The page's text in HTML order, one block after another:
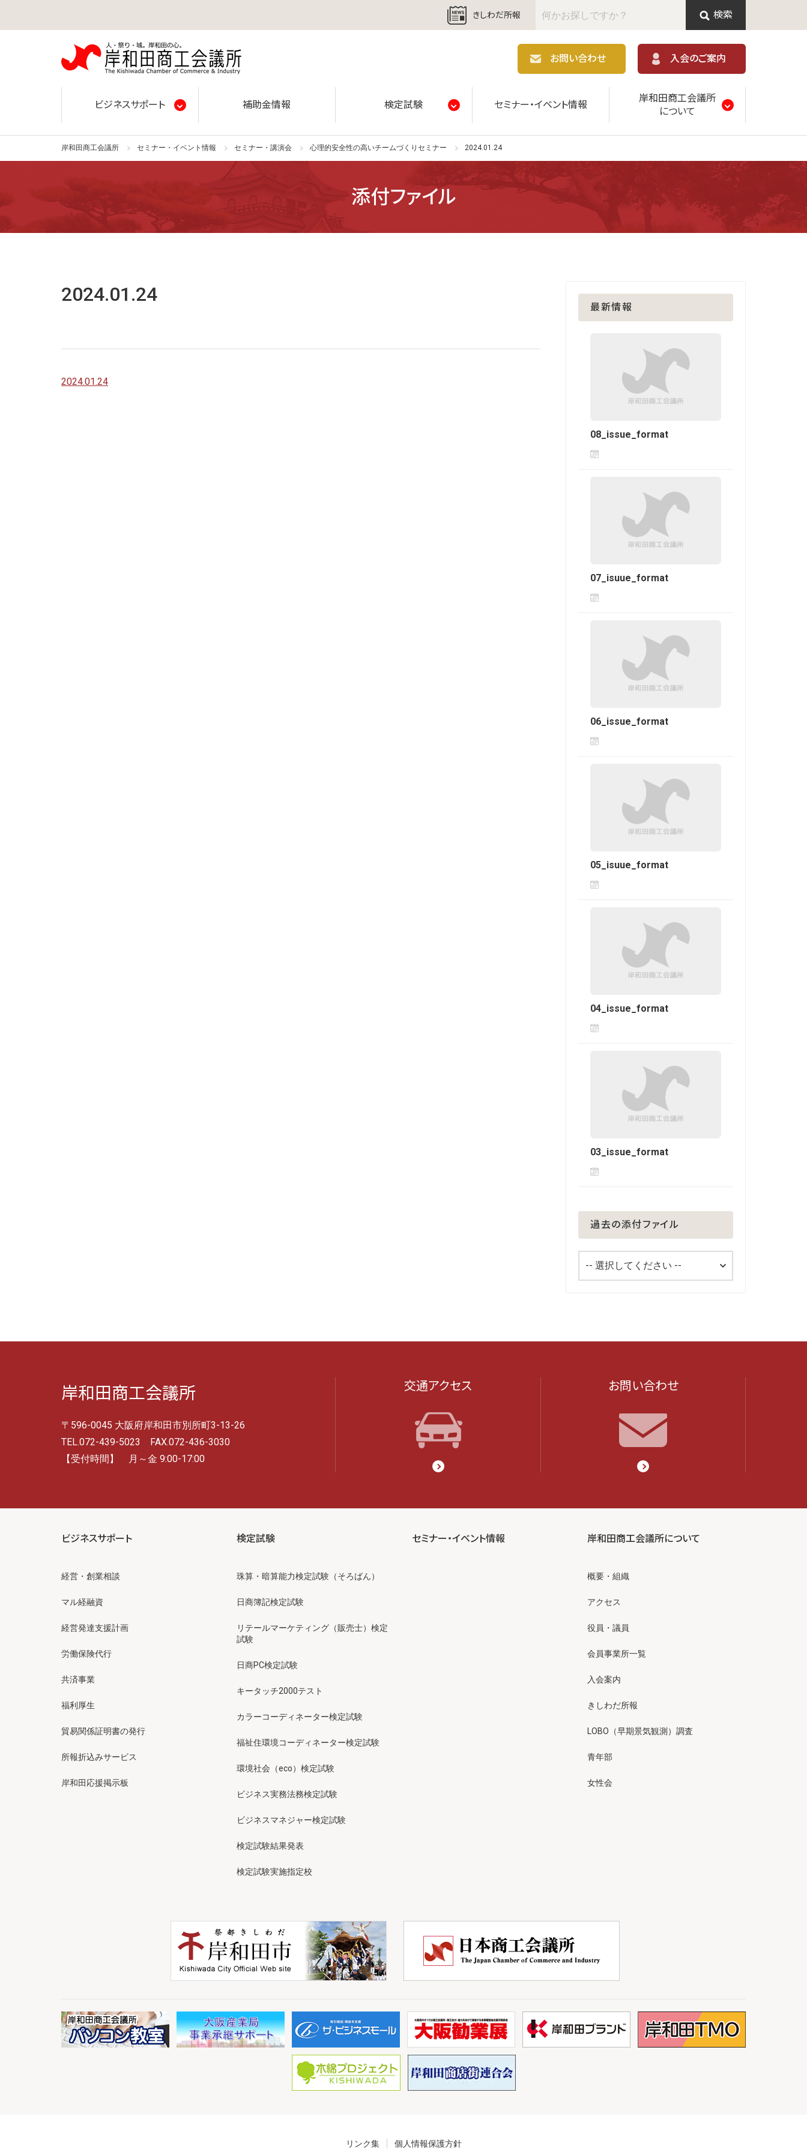
きしわだ所報 検索
お問い合わせ
入会のご案内
ビジネスサポート 補助金情報 検定試験 セミナー・イベント情報
岸和田商工会議所
について
岸和田商工会議所 セミナー・イベント情報 セミナー・講演会 心理的安全性の高いチームづくりセミナー 2024.01.24
添付ファイル
2024.01.24
2024.01.24
最新情報
08_issue_format
07_isuue_format
06_issue_format
05_isuue_format
04_issue_format
03_issue_format
過去の添付ファイル
岸和田商工会議所
〒596-0045 大阪府岸和田市別所町3-13-26
TEL.072-439-5023 FAX.072-436-3030
【受付時間】 月～金 9:00-17:00
交通アクセス お問い合わせ
ビジネスサポート
経営・創業相談
マル経融資
経営発達支援計画
労働保険代行
共済事業
福利厚生
貿易関係証明書の発行
所報折込みサービス
岸和田応援掲示板
検定試験
珠算・暗算能力検定試験（そろばん）
日商簿記検定試験
リテールマーケティング（販売士）検定
試験
日商PC検定試験
キータッチ2000テスト
カラーコーディネーター検定試験
福祉住環境コーディネーター検定試験
環境社会（eco）検定試験
ビジネス実務法務検定試験
ビジネスマネジャー検定試験
検定試験結果発表
検定試験実施指定校
セミナー・イベント情報 岸和田商工会議所について
概要・組織
アクセス
役員・議員
会員事業所一覧
入会案内
きしわだ所報
LOBO（早期景気観測）調査
青年部
女性会
リンク集 個人情報保護方針